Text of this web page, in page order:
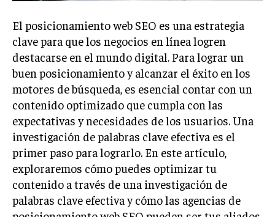
LIFESTYLE
ESTRATEGIAS DE MARKETING
El posicionamiento web SEO es una estrategia
clave para que los negocios en línea logren
destacarse en el mundo digital. Para lograr un
buen posicionamiento y alcanzar el éxito en los
motores de búsqueda, es esencial contar con un
contenido optimizado que cumpla con las
expectativas y necesidades de los usuarios. Una
investigación de palabras clave efectiva es el
primer paso para lograrlo. En este artículo,
exploraremos cómo puedes optimizar tu
contenido a través de una investigación de
palabras clave efectiva y cómo las agencias de